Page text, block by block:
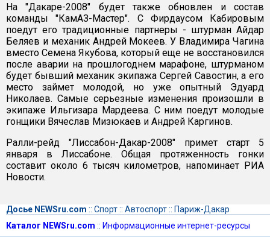
На "Дакаре-2008" будет также обновлен и состав
команды "КамАЗ-Мастер". С Фирдаусом Кабировым
поедут его традиционные партнеры - штурман Айдар
Беляев и механик Андрей Мокеев. У Владимира Чагина
вместо Семена Якубова, который еще не восстановился
после аварии на прошлогоднем марафоне, штурманом
будет бывший механик экипажа Сергей Савостин, а его
место займет молодой, но уже опытный Эдуард
Николаев. Самые серьезные изменения произошли в
экипаже Ильгизара Мардеева. С ним поедут молодые
гонщики Вячеслав Мизюкаев и Андрей Каргинов.
Ралли-рейд "Лиссабон-Дакар-2008" примет старт 5
января в Лиссабоне. Общая протяженность гонки
составит около 6 тысяч километров, напоминает РИА
Новости.
Досье NEWSru.com :: Спорт:: Автоспорт:: Париж-Дакар
Каталог NEWSru.com :: Информационные интернет-ресурсы